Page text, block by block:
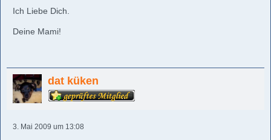
Ich Liebe Dich.
Deine Mami!
dat küken
3. Mai 2009 um 13:08